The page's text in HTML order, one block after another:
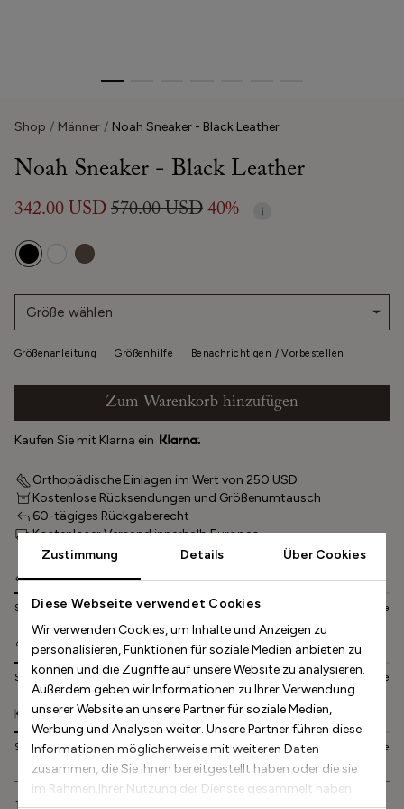
Zustimmung Details Über Cookies
Diese Webseite verwendet Cookies
Wir verwenden Cookies, um Inhalte und Anzeigen zu
personalisieren, Funktionen für soziale Medien anbieten zu
können und die Zugriffe auf unsere Website zu analysieren.
Außerdem geben wir Informationen zu Ihrer Verwendung
unserer Website an unsere Partner für soziale Medien,
Werbung und Analysen weiter. Unsere Partner führen diese
Informationen möglicherweise mit weiteren Daten
zusammen, die Sie ihnen bereitgestellt haben oder die sie
im Rahmen Ihrer Nutzung der Dienste gesammelt haben.
Shop Männer Noah Sneaker - Black Leather
Noah Sneaker - Black Leather
342.00 USD570.00 USD40%
Größe wählen
Größenanleitung Größenhilfe Benachrichtigen / Vorbestellen
Zum Warenkorb hinzufügen
Kaufen Sie mit Klarna ein
Orthopädische Einlagen im Wert von 250 USD
Kostenlose Rücksendungen und Größenumtausch
60-tägiges Rückgaberecht
Kostenloser Versand innerhalb Europas
Small Normal Large
Comfort
Small Normal Large
Width
Small Normal Large